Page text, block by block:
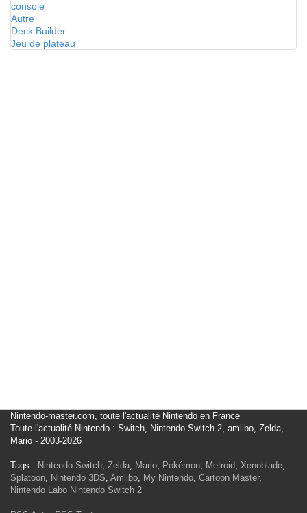
console
Autre
Deck Builder
Jeu de plateau
Nintendo-master.com, toute l'actualité Nintendo en France
Toute l'actualité Nintendo : Switch, Nintendo Switch 2, amiibo, Zelda,
Mario - 2003-2026
Tags : Nintendo Switch, Zelda, Mario, Pokémon, Metroid, Xenoblade,
Splatoon, Nintendo 3DS, Amiibo, My Nintendo, Cartoon Master,
Nintendo Labo Nintendo Switch 2